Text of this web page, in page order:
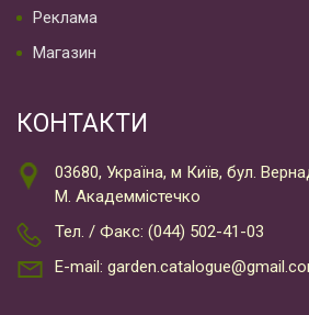
Реклама
Магазин
КОНТАКТИ
03680, Україна, м Київ, бул.
М. Академмістечко
Тел. / Факс: (044) 502-41-03
E-mail: